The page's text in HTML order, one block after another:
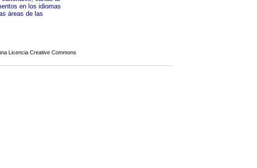
en los idiomas
áreas de las
Licencia Creative Commons